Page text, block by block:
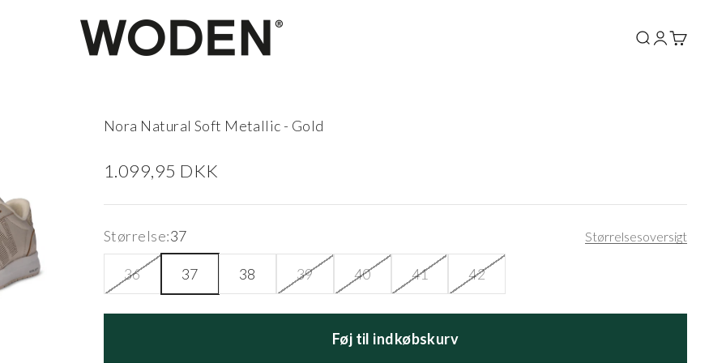
woden.dk
SøgLog ind
Kurv
Nora Natural Soft Metallic - Gold
Salgspris
1.099,95 DKK
Størrelse:37 Størrelsesoversigt
36 37 38 39 40 41 42
Føj til indkøbskurv